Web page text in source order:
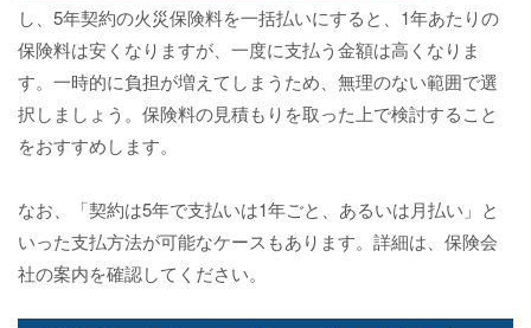
し、5年契約の火災保険料を一括払いにすると、1年あたりの
保険料は安くなりますが、一度に支払う金額は高くなりま
す。一時的に負担が増えてしまうため、無理のない範囲で選
択しましょう。保険料の見積もりを取った上で検討すること
をおすすめします。
なお、「契約は5年で支払いは1年ごと、あるいは月払い」と
いった支払方法が可能なケースもあります。詳細は、保険会
社の案内を確認してください。